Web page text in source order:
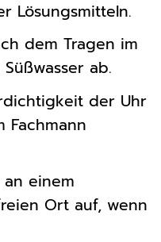
Lösungsmitteln.
dem Tragen im
ab.
der Uhr
Fachmann
einem
Ort auf, wenn